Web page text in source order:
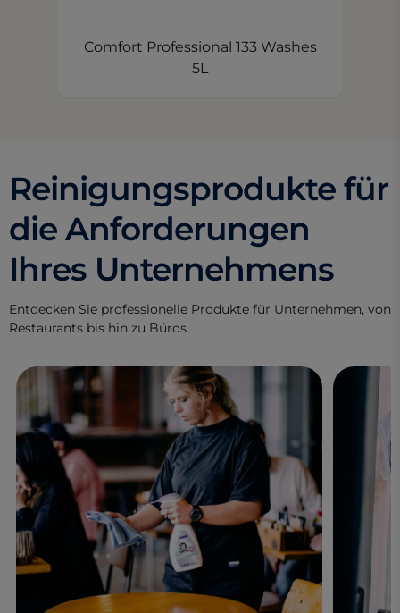
Comfort Professional 133 Washes
5L
Reinigungsprodukte für
die Anforderungen
Ihres Unternehmens
Entdecken Sie professionelle Produkte für Unternehmen, von
Restaurants bis hin zu Büros.